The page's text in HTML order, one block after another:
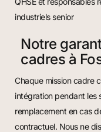
industriels senior
Notre
cadres à
Chaque mission cadre
intégration pendant les
remplacement en cas
contractuel. Nous ne